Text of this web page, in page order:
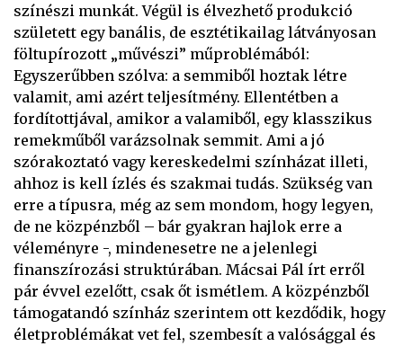
színészi munkát. Végül is élvezhető produkció
született egy banális, de esztétikailag látványosan
föltupírozott „művészi” műproblémából:
Egyszerűbben szólva: a semmiből hoztak létre
valamit, ami azért teljesítmény. Ellentétben a
fordítottjával, amikor a valamiből, egy klasszikus
remekműből varázsolnak semmit. Ami a jó
szórakoztató vagy kereskedelmi színházat illeti,
ahhoz is kell ízlés és szakmai tudás. Szükség van
erre a típusra, még az sem mondom, hogy legyen,
de ne közpénzből – bár gyakran hajlok erre a
véleményre -, mindenesetre ne a jelenlegi
finanszírozási struktúrában. Mácsai Pál írt erről
pár évvel ezelőtt, csak őt ismétlem. A közpénzből
támogatandó színház szerintem ott kezdődik, hogy
életproblémákat vet fel, szembesít a valósággal és